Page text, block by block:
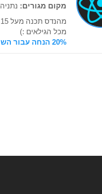
מקום מגורים: נתניה
מכל הגילאים :)
20% הנחה עבור השיעור הראשון